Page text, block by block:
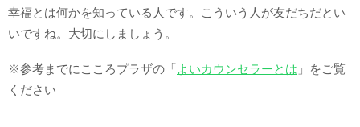
幸福とは何かを知っている人です。こういう人が友だちだとい
いですね。大切にしましょう。
※参考までにこころプラザの「よいカウンセラーとは 」をご覧
ください